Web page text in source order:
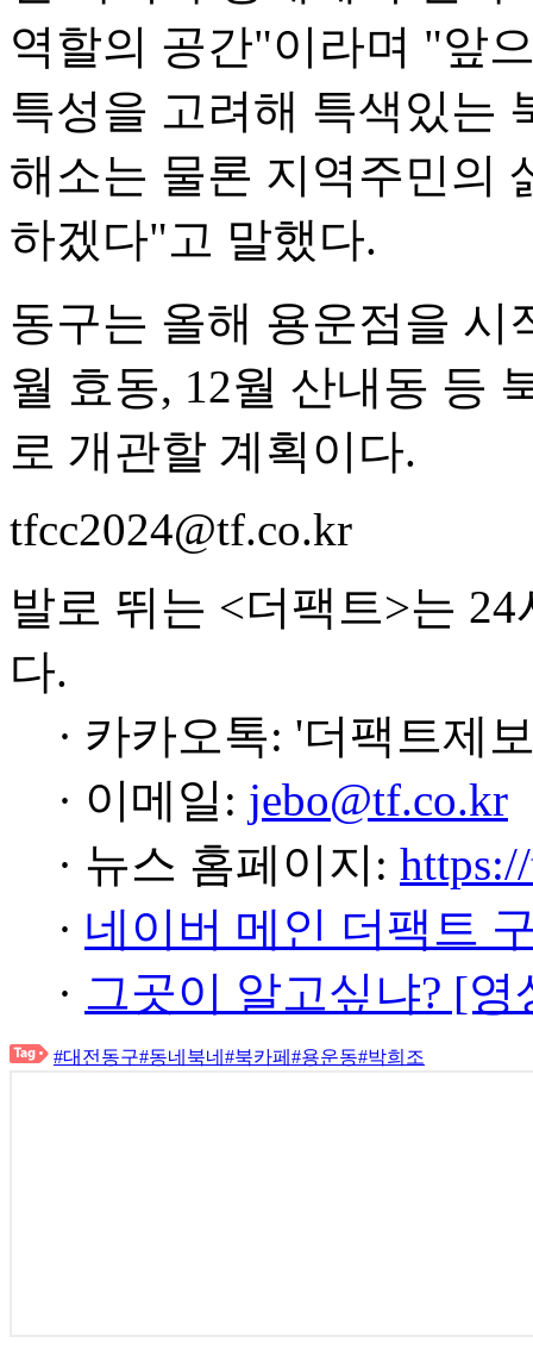
역할의 공간"이라며 "앞
특성을 고려해 특색있는
해소는 물론 지역주민의
하겠다"고 말했다.
동구는 올해 용운점을 시
월 효동, 12월 산내동 등
로 개관할 계획이다.
tfcc2024@tf.co.kr
발로 뛰는 <더팩트>는
다.
· 카카오톡: '더팩트제
· 이메일: jebo@tf.co.kr
· 뉴스 홈페이지:
· 네이버 메인 더팩트
· 그곳이 알고싶냐? [
#대전동구#동네북네 #북카페 #용운동#박희조